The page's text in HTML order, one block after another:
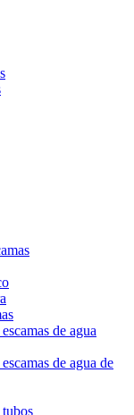
de agua
de agua de